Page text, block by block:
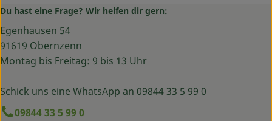
Du hast eine Frage? Wir helfen dir gern:
Egenhausen 54
91619 Obernzenn
Montag bis Freitag: 9 bis 13 Uhr
Schick uns eine WhatsApp an 09844 33 5 99 0
09844 33 5 99 0